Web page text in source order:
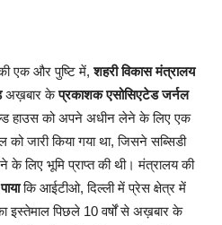
एक और पुष्टि में,शहरी विकास मंत्रालय
अख़बार केप्रकाशक एसोसिएटेड जर्नल
हाउस को अपने अधीन लेने के लिए एक
को जारी किया गया था, जिसने सब्सिडी
के लिए भूमि प्राप्त की थी। मंत्रालय की
कि आईटीओ, दिल्ली में प्रेस क्षेत्र में
इस्तेमाल पिछले 10 वर्षों से अख़बार के